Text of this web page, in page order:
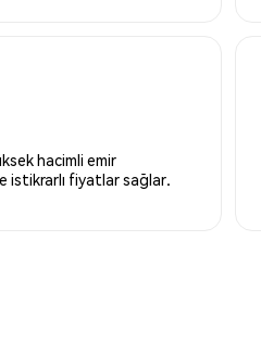
hacimli emir
istikrarlı fiyatlar sağlar.